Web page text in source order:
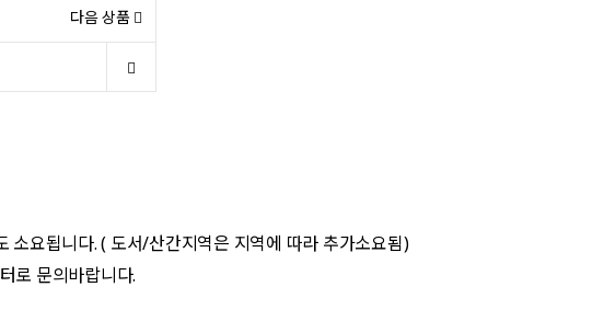
다음 상품
소요됩니다. ( 도서/산간지역은 지역에 따라 추가소요됨)
로 문의바랍니다.